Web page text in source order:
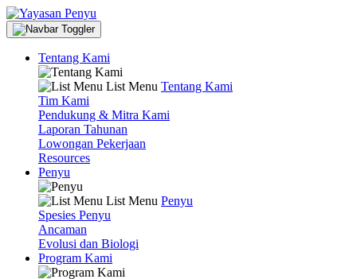
Tentang Kami
List Menu Tentang Kami
Tim Kami
Pendukung & Mitra Kami
Laporan Tahunan
Lowongan Pekerjaan
Resources
Penyu
List Menu Penyu
Spesies Penyu
Ancaman
Evolusi dan Biologi
Program Kami